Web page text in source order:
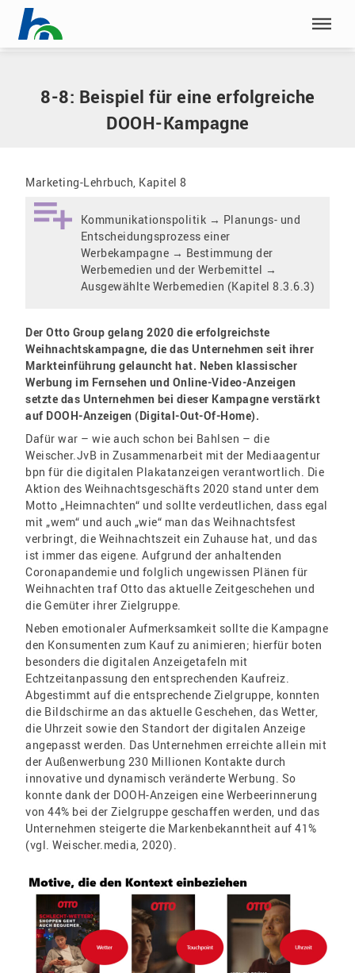
Menü überspringen
Home |8-8: Beispiel für eine erfolgreiche DOOH-Kampagne
8-8: Beispiel für eine erfolgreiche
DOOH-Kampagne
Marketing-Lehrbuch, Kapitel 8
Kommunikationspolitik → Planungs- und
Entscheidungsprozess einer
Werbekampagne → Bestimmung der
Werbemedien und der Werbemittel →
Ausgewählte Werbemedien (Kapitel 8.3.6.3)
Der Otto Group gelang 2020 die erfolgreichste
Weihnachtskampagne, die das Unternehmen seit ihrer
Markteinführung gelauncht hat. Neben klassischer
Werbung im Fernsehen und Online-Video-Anzeigen
setzte das Unternehmen bei dieser Kampagne verstärkt
auf DOOH-Anzeigen (Digital-Out-Of-Home).
Dafür war – wie auch schon bei Bahlsen – die
Weischer.JvB in Zusammenarbeit mit der Mediaagentur
bpn für die digitalen Plakatanzeigen verantwortlich. Die
Aktion des Weihnachtsgeschäfts 2020 stand unter dem
Motto „Heimnachten“ und sollte verdeutlichen, dass egal
mit „wem“ und auch „wie“ man das Weihnachtsfest
verbringt, die Weihnachtszeit ein Zuhause hat, und das
ist immer das eigene. Aufgrund der anhaltenden
Coronapandemie und folglich ungewissen Plänen für
Weihnachten traf Otto das aktuelle Zeitgeschehen und
die Gemüter ihrer Zielgruppe.
Neben emotionaler Aufmerksamkeit sollte die Kampagne
den Konsumenten zum Kauf zu animieren; hierfür boten
besonders die digitalen Anzeigetafeln mit
Echtzeitanpassung den entsprechenden Kaufreiz.
Abgestimmt auf die entsprechende Zielgruppe, konnten
die Bildschirme an das aktuelle Geschehen, das Wetter,
die Uhrzeit sowie den Standort der digitalen Anzeige
angepasst werden. Das Unternehmen erreichte allein mit
der Außenwerbung 230 Millionen Kontakte durch
innovative und dynamisch veränderte Werbung. So
konnte dank der DOOH-Anzeigen eine Werbeerinnerung
von 44% bei der Zielgruppe geschaffen werden, und das
Unternehmen steigerte die Markenbekanntheit auf 41%
(vgl. Weischer.media, 2020).